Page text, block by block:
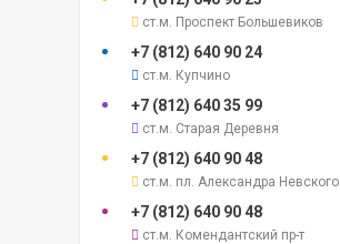
ст.м. Проспект Большевиков
+7 (812) 640 90 24
ст.м. Купчино
+7 (812) 640 35 99
ст.м. Старая Деревня
+7 (812) 640 90 48
ст.м. пл. Александра Невского
+7 (812) 640 90 48
ст.м. Комендантский пр-т